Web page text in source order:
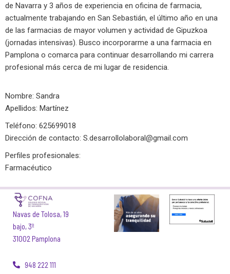
de Navarra y 3 años de experiencia en oficina de farmacia,
actualmente trabajando en San Sebastián, el último año en una
de las farmacias de mayor volumen y actividad de Gipuzkoa
(jornadas intensivas). Busco incorporarme a una farmacia en
Pamplona o comarca para continuar desarrollando mi carrera
profesional más cerca de mi lugar de residencia.
Nombre: Sandra
Apellidos: Martínez
Teléfono: 625699018
Dirección de contacto: S.desarrollolaboral@gmail.com
Perfiles profesionales:
Farmacéutico
Navas de Tolosa, 19
bajo, 3º
31002 Pamplona
948 222 111